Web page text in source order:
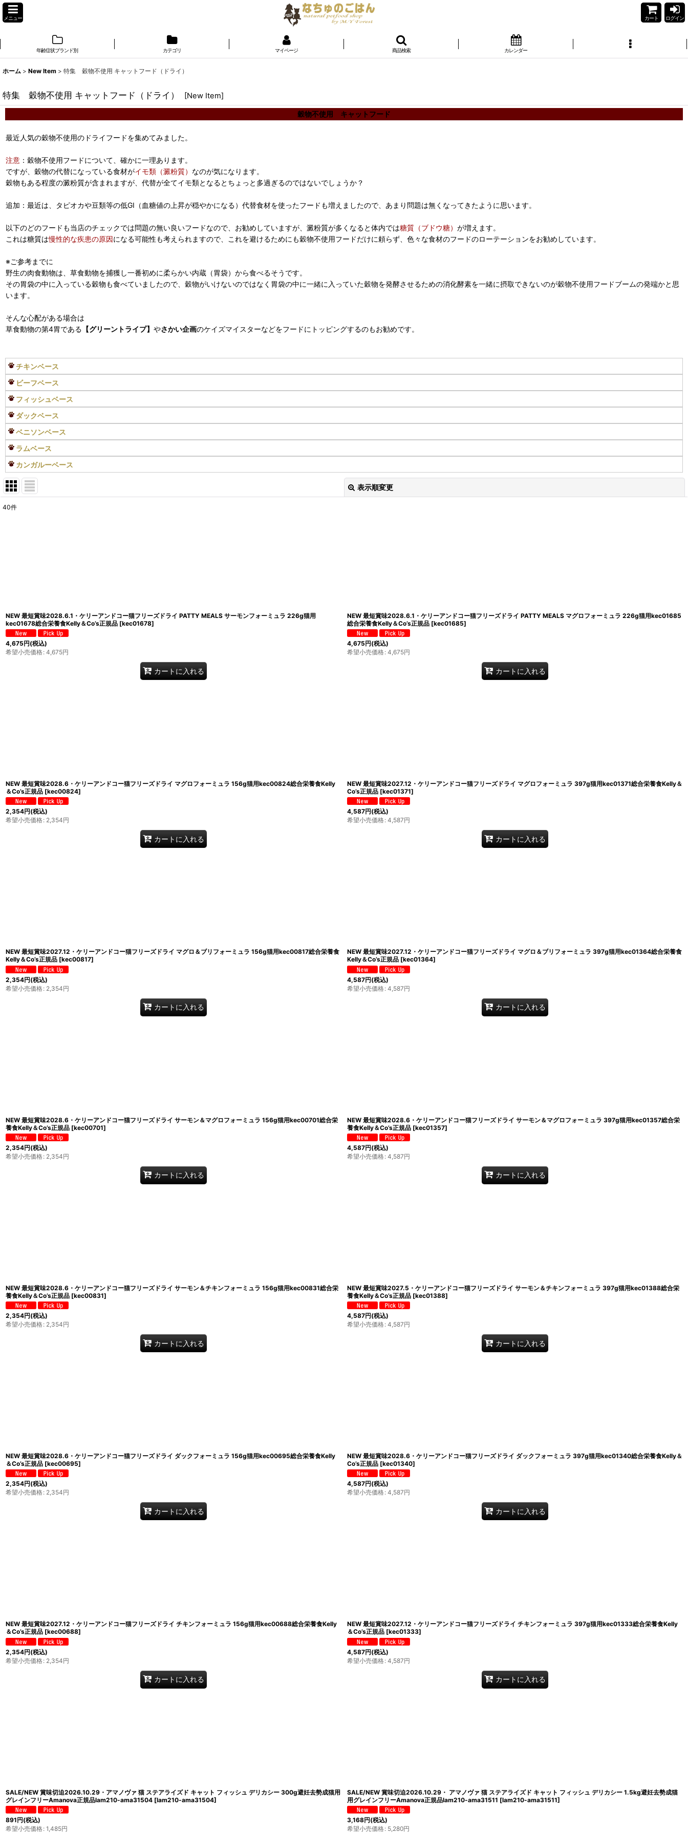
メニュー カート ログイン
年齢症状ブランド別 カテゴリ マイページ 商品検索 カレンダー
ホーム > New Item > 特集 穀物不使用 キャットフード（ドライ）
特集 穀物不使用 キャットフード（ドライ） [New Item]
穀物不使用 キャットフード
最近人気の穀物不使用のドライフードを集めてみました。
注意 ：穀物不使用フードについて、確かに一理あります。
ですが、穀物の代替になっている食材がイモ類（澱粉質） なのが気になります。
穀物もある程度の澱粉質が含まれますが、代替が全てイモ類となるとちょっと多過ぎるのではないでしょうか？
追加：最近は、タピオカや豆類等の低GI（血糖値の上昇が穏やかになる）代替食材を使ったフードも増えましたので、あまり問題は無くなってきたように思います。
以下のどのフードも当店のチェックでは問題の無い良いフードなので、お勧めしていますが、澱粉質が多くなると体内では糖質（ブドウ糖） が増えます。
これは糖質は慢性的な疾患の原因になる可能性も考えられますので、これを避けるためにも穀物不使用フードだけに頼らず、色々な食材のフードのローテーションをお勧めしています。
※ご参考までに
野生の肉食動物は、草食動物を捕獲し一番初めに柔らかい内蔵（胃袋）から食べるそうです。
その胃袋の中に入っている穀物も食べていましたので、穀物がいけないのではなく胃袋の中に一緒に入っていた穀物を発酵させるための消化酵素を一緒に摂取できないのが穀物不使用フードブームの発端かと思
います。
そんな心配がある場合は
草食動物の第4胃である 【グリーントライプ】 やさかい企画のケイズマイスターなどをフードにトッピングするのもお勧めです。
チキンベース
ビーフベース
フィッシュベース
ダックベース
ベニソンベース
ラムベース
カンガルーベース
表示順変更
40件
NEW 最短賞味2028.6.1・ケリーアンドコー猫フリーズドライ PATTY MEALS サーモンフォーミュラ 226g猫用
kec01678総合栄養食Kelly＆Co’s正規品 [kec01678]
4,675円(税込)
希望小売価格: 4,675円
カートに入れる
NEW 最短賞味2028.6.1・ケリーアンドコー猫フリーズドライ PATTY MEALS マグロフォーミュラ 226g猫用kec01685
総合栄養食Kelly＆Co’s正規品 [kec01685]
4,675円(税込)
希望小売価格: 4,675円
カートに入れる
NEW 最短賞味2028.6・ケリーアンドコー猫フリーズドライ マグロフォーミュラ 156g猫用kec00824総合栄養食Kelly
＆Co’s正規品 [kec00824]
2,354円(税込)
希望小売価格: 2,354円
カートに入れる
NEW 最短賞味2027.12・ケリーアンドコー猫フリーズドライ マグロフォーミュラ 397g猫用kec01371総合栄養食Kelly＆
Co’s正規品 [kec01371]
4,587円(税込)
希望小売価格: 4,587円
カートに入れる
NEW 最短賞味2027.12・ケリーアンドコー猫フリーズドライ マグロ＆ブリフォーミュラ 156g猫用kec00817総合栄養食
Kelly＆Co’s正規品 [kec00817]
2,354円(税込)
希望小売価格: 2,354円
カートに入れる
NEW 最短賞味2027.12・ケリーアンドコー猫フリーズドライ マグロ＆ブリフォーミュラ 397g猫用kec01364総合栄養食
Kelly＆Co’s正規品 [kec01364]
4,587円(税込)
希望小売価格: 4,587円
カートに入れる
NEW 最短賞味2028.6・ケリーアンドコー猫フリーズドライ サーモン＆マグロフォーミュラ 156g猫用kec00701総合栄
養食Kelly＆Co’s正規品 [kec00701]
2,354円(税込)
希望小売価格: 2,354円
カートに入れる
NEW 最短賞味2028.6・ケリーアンドコー猫フリーズドライ サーモン＆マグロフォーミュラ 397g猫用kec01357総合栄
養食Kelly＆Co’s正規品 [kec01357]
4,587円(税込)
希望小売価格: 4,587円
カートに入れる
NEW 最短賞味2028.6・ケリーアンドコー猫フリーズドライ サーモン＆チキンフォーミュラ 156g猫用kec00831総合栄
養食Kelly＆Co’s正規品 [kec00831]
2,354円(税込)
希望小売価格: 2,354円
カートに入れる
NEW 最短賞味2027.5・ケリーアンドコー猫フリーズドライ サーモン＆チキンフォーミュラ 397g猫用kec01388総合栄
養食Kelly＆Co’s正規品 [kec01388]
4,587円(税込)
希望小売価格: 4,587円
カートに入れる
NEW 最短賞味2028.6・ケリーアンドコー猫フリーズドライ ダックフォーミュラ 156g猫用kec00695総合栄養食Kelly
＆Co’s正規品 [kec00695]
2,354円(税込)
希望小売価格: 2,354円
カートに入れる
NEW 最短賞味2028.6・ケリーアンドコー猫フリーズドライ ダックフォーミュラ 397g猫用kec01340総合栄養食Kelly＆
Co’s正規品 [kec01340]
4,587円(税込)
希望小売価格: 4,587円
カートに入れる
NEW 最短賞味2027.12・ケリーアンドコー猫フリーズドライ チキンフォーミュラ 156g猫用kec00688総合栄養食Kelly
＆Co’s正規品 [kec00688]
2,354円(税込)
希望小売価格: 2,354円
カートに入れる
NEW 最短賞味2027.12・ケリーアンドコー猫フリーズドライ チキンフォーミュラ 397g猫用kec01333総合栄養食Kelly
＆Co’s正規品 [kec01333]
4,587円(税込)
希望小売価格: 4,587円
カートに入れる
SALE/NEW 賞味切迫2026.10.29・アマノヴァ 猫 ステアライズド キャット フィッシュ デリカシー 300g避妊去勢成猫用
グレインフリーAmanova正規品lam210-ama31504 [lam210-ama31504]
891円(税込)
希望小売価格: 1,485円
SALE/NEW 賞味切迫2026.10.29・ アマノヴァ 猫 ステアライズド キャット フィッシュ デリカシー 1.5kg避妊去勢成猫
用グレインフリーAmanova正規品lam210-ama31511 [lam210-ama31511]
3,168円(税込)
希望小売価格: 5,280円